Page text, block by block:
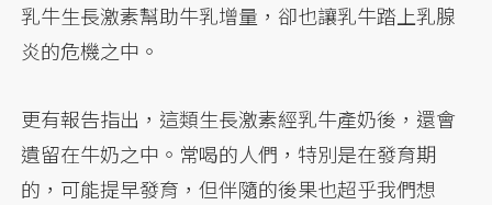
乳牛生長激素幫助牛乳增量，卻也讓乳牛踏上乳腺
炎的危機之中。
更有報告指出，這類生長激素經乳牛產奶後，還會
遺留在牛奶之中。常喝的人們，特別是在發育期
的，可能提早發育，但伴隨的後果也超乎我們想